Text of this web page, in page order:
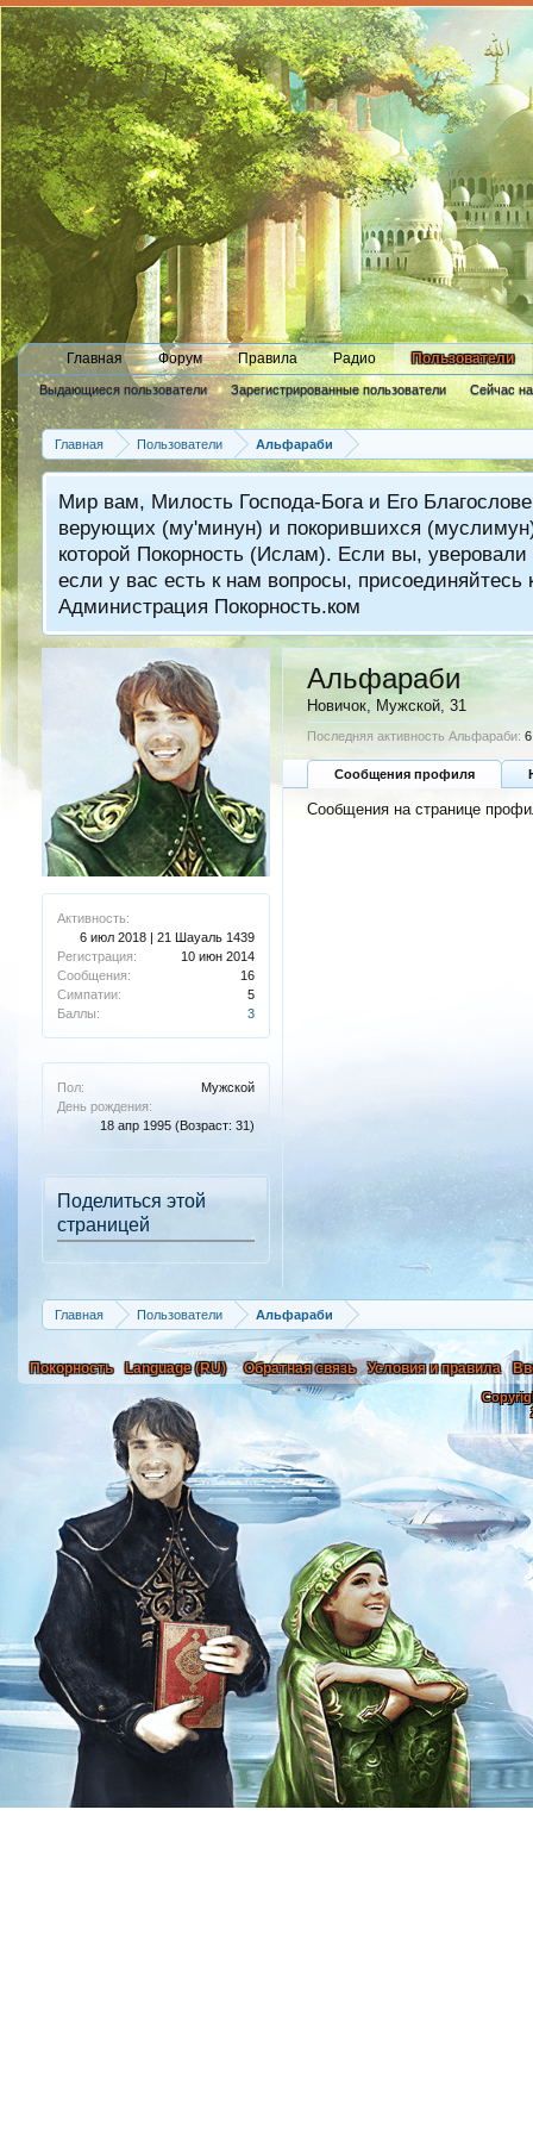
Главная Форум Правила Радио Пользователи
Выдающиеся пользователи Зарегистрированные пользователи Сейчас
Новые сообщения профиля
Главная
Пользователи Альфараби
Мир вам, Милость Господа-Бога и Его
верующих (му'минун) и покорившихся
которой Покорность (Ислам). Если вы,
если у вас есть к нам вопросы,
Администрация Покорность.ком
Активность:
6 июл 2018 | 21 Шауаль 1439
Регистрация:
10 июн 2014
Сообщения:
16
Симпатии:
5
Баллы:
3
Пол:
Мужской
День рождения:
18 апр 1995 (Возраст: 31)
Поделиться этой
страницей
Альфараби
Новичок , Мужской, 31
Последняя активность Альфараби:
Сообщения профиля
Сообщения на странице
Главная Пользователи Альфараби
Покорность Language (RU) Обратная связь Условия и правила